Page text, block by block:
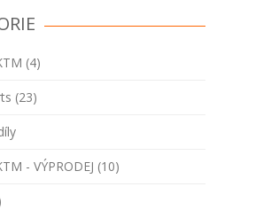
(4)
(23)
- VÝPRODEJ (10)